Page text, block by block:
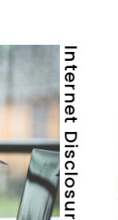
Internet Disclosure